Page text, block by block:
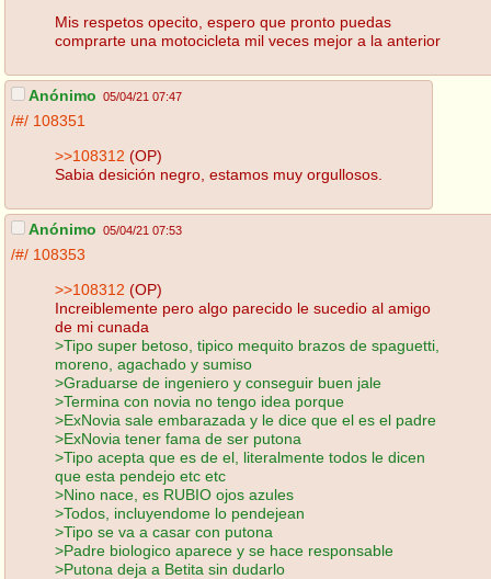
Mis respetos opecito, espero que pronto puedas
comprarte una motocicleta mil veces mejor a la anterior
Anónimo 05/04/21 07:47
/#/ 108351
>>108312 (OP)
Sabia desición negro, estamos muy orgullosos.
Anónimo 05/04/21 07:53
/#/ 108353
>>108312 (OP)
Increiblemente pero algo parecido le sucedio al amigo
de mi cunada
>Tipo super betoso, tipico mequito brazos de spaguetti,
moreno, agachado y sumiso
>Graduarse de ingeniero y conseguir buen jale
>Termina con novia no tengo idea porque
>ExNovia sale embarazada y le dice que el es el padre
>ExNovia tener fama de ser putona
>Tipo acepta que es de el, literalmente todos le dicen
que esta pendejo etc etc
>Nino nace, es RUBIO ojos azules
>Todos, incluyendome lo pendejean
>Tipo se va a casar con putona
>Padre biologico aparece y se hace responsable
>Putona deja a Betita sin dudarlo